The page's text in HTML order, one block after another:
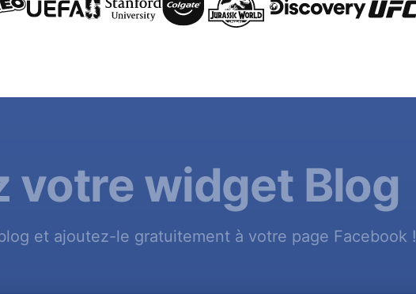
votre widget Blog
et ajoutez-le gratuitement à votre page Facebook !